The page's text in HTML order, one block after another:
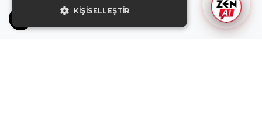
KIŞISELLEŞTIR